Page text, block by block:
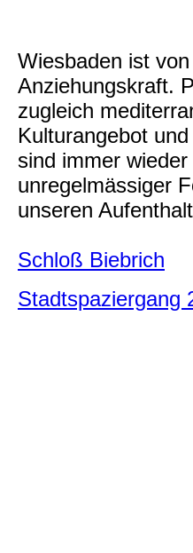
Wiesbaden ist
Anziehungskraft.
zugleich
Kulturangebot
sind immer
unregelmässiger
unseren
Schloß Biebrich
Stadtspaziergang